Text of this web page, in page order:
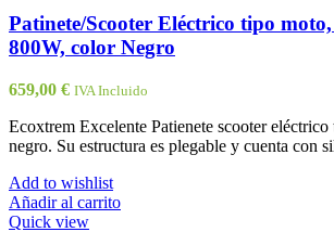
Patinete/Scooter Eléctrico tipo moto,
800W, color Negro
659,00 € IVA Incluido
Ecoxtrem Excelente Patienete scooter
negro. Su estructura es plegable y cuenta con
Add to wishlist
Añadir al carrito
Quick view